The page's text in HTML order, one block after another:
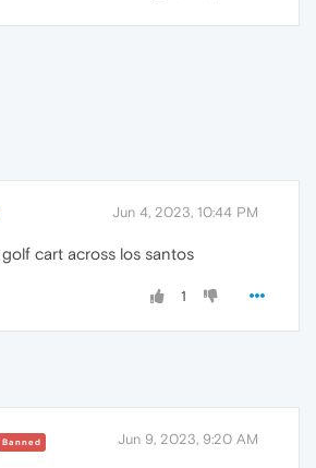
Jun 4, 2023, 10:44 PM
cart across los santos
1
Banned Jun 9, 2023, 9:20 AM